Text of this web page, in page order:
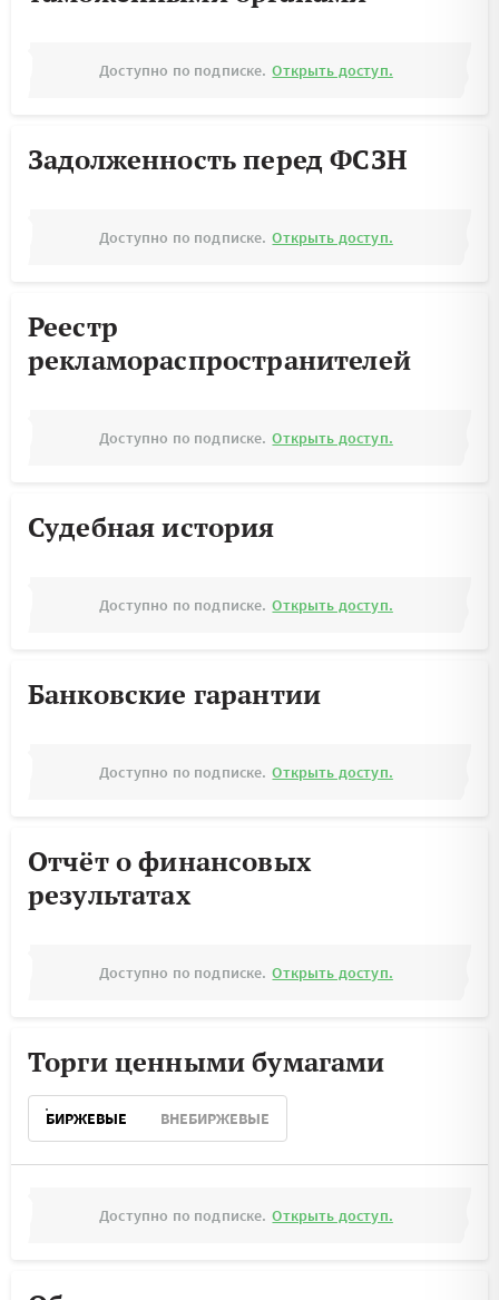
Доступно по подписке. Открыть доступ.
Задолженность перед ФСЗН
Доступно по подписке. Открыть доступ.
Реестр
рекламораспространителей
Доступно по подписке. Открыть доступ.
Судебная история
Доступно по подписке. Открыть доступ.
Банковские гарантии
Доступно по подписке. Открыть доступ.
Отчёт о финансовых
результатах
Доступно по подписке. Открыть доступ.
Торги ценными бумагами
БИРЖЕВЫЕ ВНЕБИРЖЕВЫЕ
Доступно по подписке. Открыть доступ.